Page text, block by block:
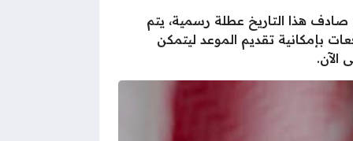
هذا التاريخ عطلة رسمية، يتم
مع عيد الفطر المبارك، هناك توقعات بإمكانية تقديم الموعد ليتمكن
الآن.